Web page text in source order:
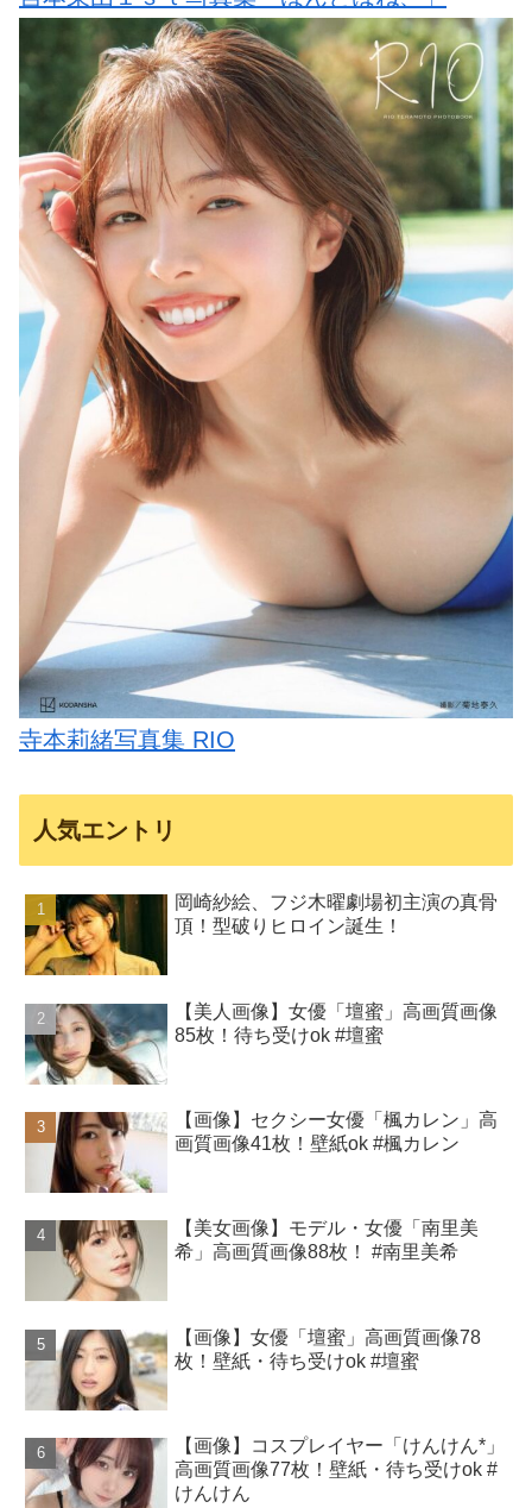
寺本莉緒写真集 RIO
人気エントリ
岡崎紗絵、フジ木曜劇場初主演の真骨
頂！型破りヒロイン誕生！
【美人画像】女優「壇蜜」高画質画像
85枚！待ち受けok #壇蜜
【画像】セクシー女優「楓カレン」高
画質画像41枚！壁紙ok #楓カレン
【美女画像】モデル・女優「南里美
希」高画質画像88枚！ #南里美希
【画像】女優「壇蜜」高画質画像78
枚！壁紙・待ち受けok #壇蜜
【画像】コスプレイヤー「けんけん*」
高画質画像77枚！壁紙・待ち受けok #
けんけん